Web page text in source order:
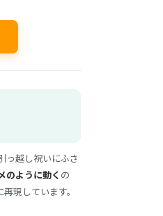
っ越し祝いにふさ
のように動く の
現しています。